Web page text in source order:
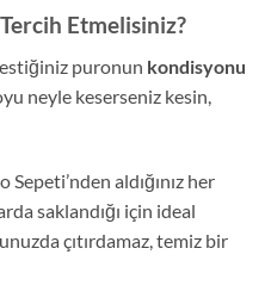
Etmelisiniz?
puronun kondisyonu
neyle keserseniz kesin,
Sepeti’nden aldığınız her
saklandığı için ideal
çıtırdamaz, temiz bir